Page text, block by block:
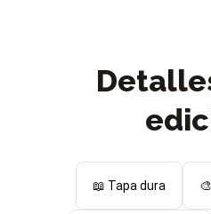
📖 Tapa dura